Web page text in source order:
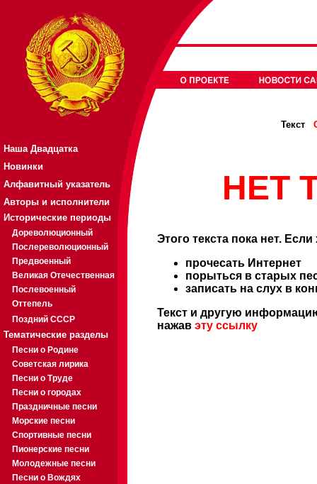
Наша Двадцатка
Новинки
Алфавитный указатель
Авторы и исполнители
Исторические периоды
Дореволюционный
Послереволюционный
Предвоенный
Великая Отечественная
Послевоенный
Оттепель
Поздний СССР
Тематические разделы
Песни о Родине
Советская лирика
Песни о Труде
Песни о городах
Праздничные песни
Морские песни
Спортивные песни
Пионерские песни
Молодежные песни
Песни о Вождях
Текст
НЕТ
Этого текста пока нет.
прочесать Интернет
порыться в старых
записать на слух в
Текст и другую
нажав эту ссылку